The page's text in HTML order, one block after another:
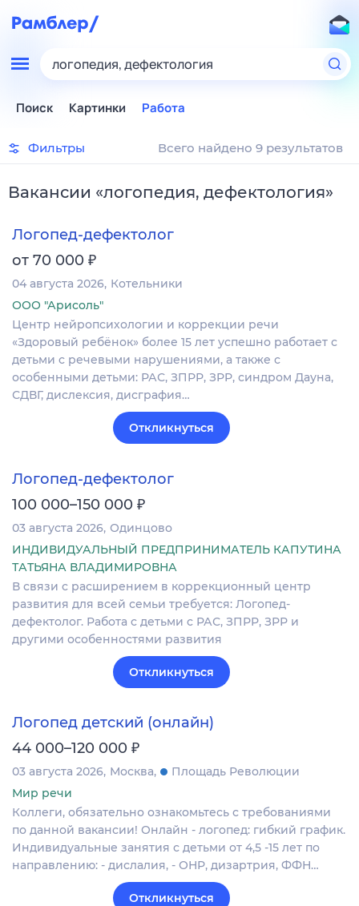
логопедия, дефектология
Поиск Картинки Работа
Фильтры Всего найдено 9 результатов
Вакансии «логопедия, дефектология»
Логопед-дефектолог
от 70 000 ₽
04 августа 2026 Котельники
ООО "Арисоль"
Центр нейропсихологии и коррекции речи
«Здоровый ребёнок» более 15 лет успешно работает с
детьми с речевыми нарушениями, а также с
особенными детьми: РАС, ЗПРР, ЗРР, синдром Дауна,
СДВГ, дислексия, дисграфия…
Откликнуться
Логопед-дефектолог
100 000–150 000 ₽
03 августа 2026 Одинцово
ИНДИВИДУАЛЬНЫЙ ПРЕДПРИНИМАТЕЛЬ КАПУТИНА
ТАТЬЯНА ВЛАДИМИРОВНА
В связи с расширением в коррекционный центр
развития для всей семьи требуется: Логопед-
дефектолог. Работа с детьми с РАС, ЗПРР, ЗРР и
другими особенностями развития
Откликнуться
Логопед детский (онлайн)
44 000–120 000 ₽
03 августа 2026 Москва
Площадь Революции
Мир речи
Коллеги, обязательно ознакомьтесь с требованиями
по данной вакансии! Oнлaйн - логoпeд: гибкий гpaфик.
Индивидуальные занятия с детьми от 4,5 -15 лет по
направлению: - дислалия, - ОНР, дизартрия, ФФН…
Откликнуться